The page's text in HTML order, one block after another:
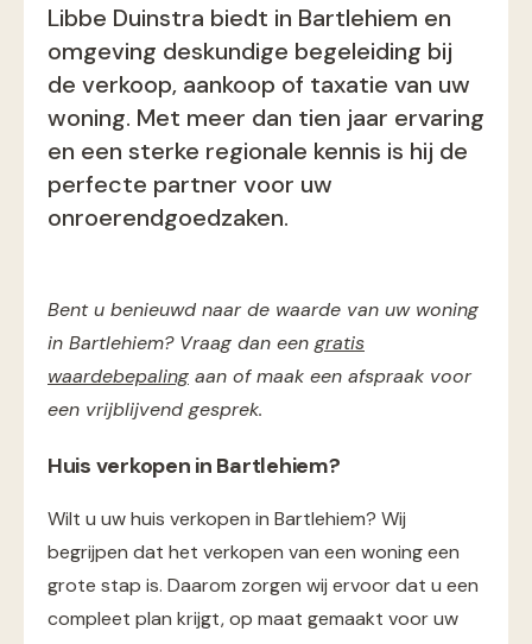
Libbe Duinstra biedt in Bartlehiem en
omgeving deskundige begeleiding bij
de verkoop, aankoop of taxatie van uw
woning. Met meer dan tien jaar ervaring
en een sterke regionale kennis is hij de
perfecte partner voor uw
onroerendgoedzaken.
Bent u benieuwd naar de waarde van uw woning
in Bartlehiem? Vraag dan een gratis
waardebepaling aan of maak een afspraak voor
een vrijblijvend gesprek.
Huis verkopen in Bartlehiem?
Wilt u uw huis verkopen in Bartlehiem? Wij
begrijpen dat het verkopen van een woning een
grote stap is. Daarom zorgen wij ervoor dat u een
compleet plan krijgt, op maat gemaakt voor uw